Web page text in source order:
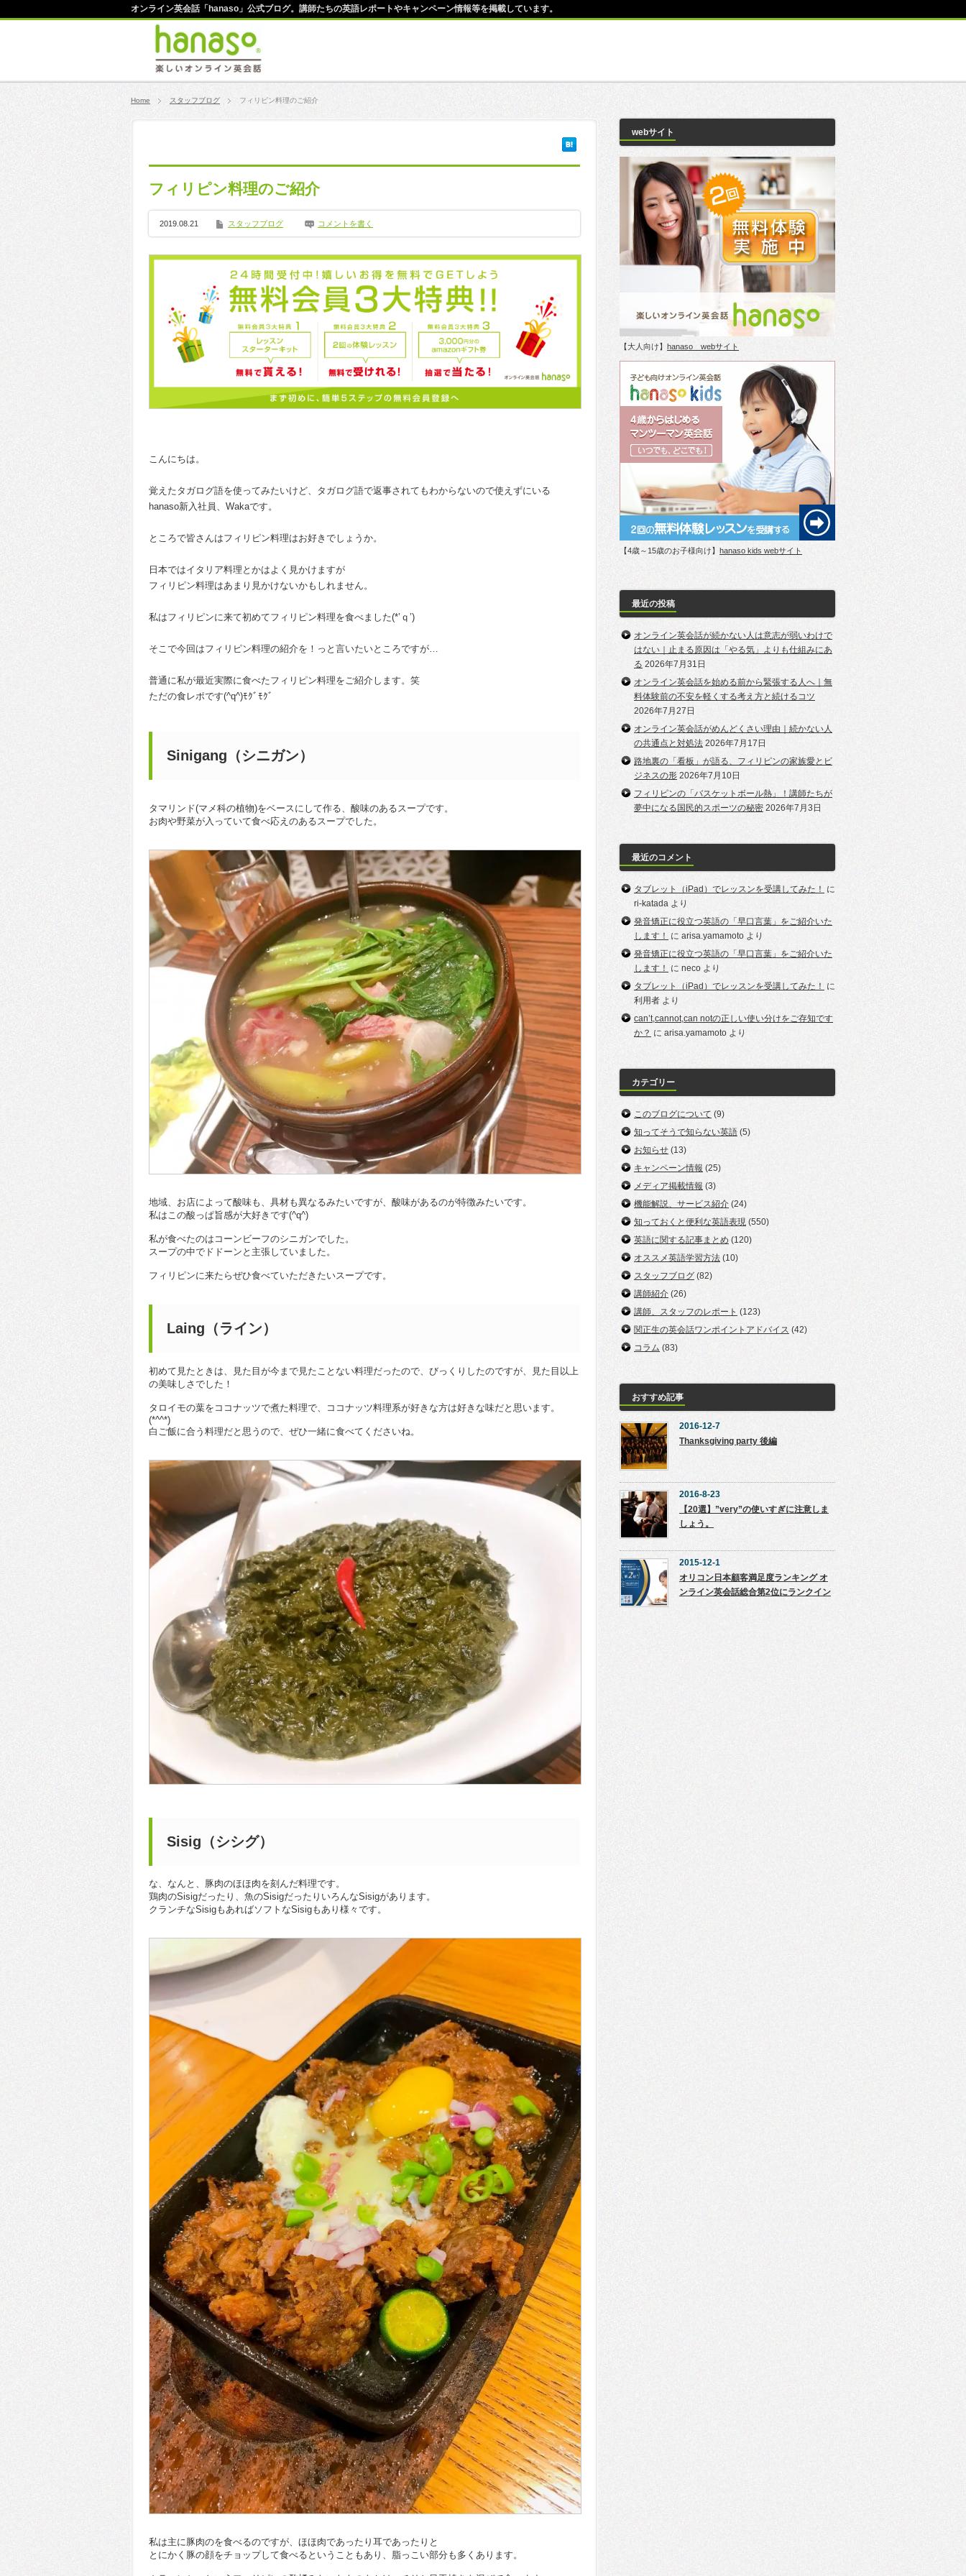
オンライン英会話「hanaso」公式ブログ。講師たちの英語レポートやキャンペーン情報等を掲載しています。
Home スタッフブログ フィリピン料理のご紹介
フィリピン料理のご紹介
2019.08.21 スタッフブログ コメントを書く
こんにちは。
覚えたタガログ語を使ってみたいけど、タガログ語で返事されてもわからないので使えずにいる
hanaso新入社員、Wakaです。
ところで皆さんはフィリピン料理はお好きでしょうか。
日本ではイタリア料理とかはよく見かけますが
フィリピン料理はあまり見かけないかもしれません。
私はフィリピンに来て初めてフィリピン料理を食べました(*’ｑ’)
そこで今回はフィリピン料理の紹介を！っと言いたいところですが…
普通に私が最近実際に食べたフィリピン料理をご紹介します。笑
ただの食レポです(^q^)ﾓｸﾞﾓｸﾞ
Sinigang（シニガン）
タマリンド(マメ科の植物)をベースにして作る、酸味のあるスープです。
お肉や野菜が入っていて食べ応えのあるスープでした。
地域、お店によって酸味も、具材も異なるみたいですが、酸味があるのが特徴みたいです。
私はこの酸っぱ旨感が大好きです(^q^)
私が食べたのはコーンビーフのシニガンでした。
スープの中でドドーンと主張していました。
フィリピンに来たらぜひ食べていただきたいスープです。
Laing（ライン）
初めて見たときは、見た目が今まで見たことない料理だったので、びっくりしたのですが、見た目以上
の美味しさでした！
タロイモの葉をココナッツで煮た料理で、ココナッツ料理系が好きな方は好きな味だと思います。
(*^^*)
白ご飯に合う料理だと思うので、ぜひ一緒に食べてくださいね。
Sisig（シシグ）
な、なんと、豚肉のほほ肉を刻んだ料理です。
鶏肉のSisigだったり、魚のSisigだったりいろんなSisigがあります。
クランチなSisigもあればソフトなSisigもあり様々です。
私は主に豚肉のを食べるのですが、ほほ肉であったり耳であったりと
とにかく豚の顔をチョップして食べるということもあり、脂っこい部分も多くあります。
webサイト
【大人向け】 hanaso webサイト
【4歳～15歳のお子様向け】 hanaso kids webサイト
最近の投稿
オンライン英会話が続かない人は意志が弱いわけで
はない｜止まる原因は「やる気」よりも仕組みにあ
る 2026年7月31日
オンライン英会話を始める前から緊張する人へ｜無
料体験前の不安を軽くする考え方と続けるコツ
2026年7月27日
オンライン英会話がめんどくさい理由｜続かない人
の共通点と対処法 2026年7月17日
路地裏の「看板」が語る、フィリピンの家族愛とビ
ジネスの形 2026年7月10日
フィリピンの「バスケットボール熱」！講師たちが
夢中になる国民的スポーツの秘密 2026年7月3日
最近のコメント
タブレット（iPad）でレッスンを受講してみた！
に
ri-katada より
発音矯正に役立つ英語の「早口言葉」をご紹介いた
します！
に arisa.yamamoto より
発音矯正に役立つ英語の「早口言葉」をご紹介いた
します！
に neco より
タブレット（iPad）でレッスンを受講してみた！
に
利用者 より
can’t,cannot,can notの正しい使い分けをご存知です
か？ に arisa.yamamoto より
カテゴリー
このブログについて (9)
知ってそうで知らない英語 (5)
お知らせ (13)
キャンペーン情報 (25)
メディア掲載情報 (3)
機能解説、サービス紹介 (24)
知っておくと便利な英語表現 (550)
英語に関する記事まとめ (120)
オススメ英語学習方法 (10)
スタッフブログ (82)
講師紹介 (26)
講師、スタッフのレポート (123)
関正生の英会話ワンポイントアドバイス (42)
コラム (83)
おすすめ記事
2016-12-7
Thanksgiving party 後編
2016-8-23
【20選】”very”の使いすぎに注意しま
しょう。
2015-12-1
オリコン日本顧客満足度ランキング オ
ンライン英会話総合第2位にランクイン